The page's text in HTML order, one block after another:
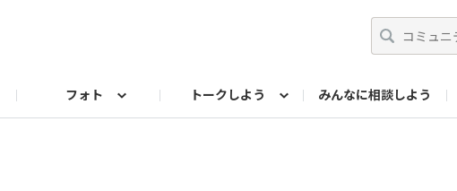
フォト トークしよう みんなに相談しよう